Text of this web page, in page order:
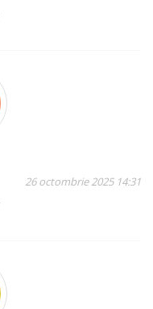
26 octombrie 2025 14:31